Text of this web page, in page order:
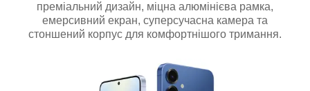
преміальний дизайн, міцна алюмінієва рамка,
емерсивний екран, суперсучасна камера та
стоншений корпус для комфортнішого тримання.